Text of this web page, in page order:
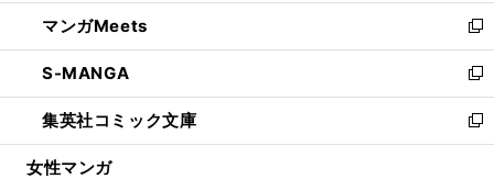
く
で
開
く
ン
ド
ウ
で
開
く
ウ
ィ
ン
ド
ウ
で
開
し
い
ウ
ィ
ン
ド
ウ
マンガMeets
新
し
い
ウ
ィ
ン
S-MANGA
新
し
い
ウ
集英社コミック文庫
新
し
女性マンガ